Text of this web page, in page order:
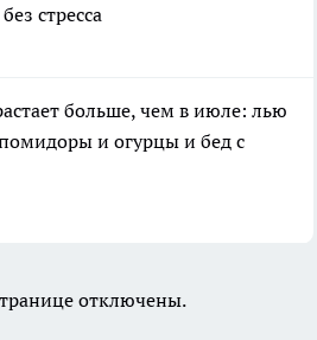
стресса
больше, чем в июле: лью
помидоры и огурцы и бед с
отключены.